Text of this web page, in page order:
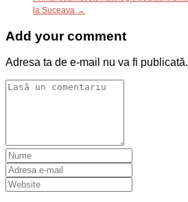
la Suceava →
Add your comment
Adresa ta de e-mail nu va fi publicată.